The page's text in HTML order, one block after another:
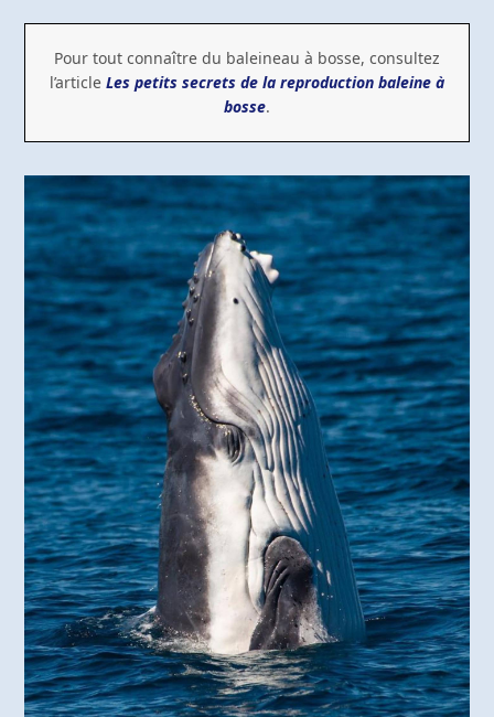
Pour tout connaître du baleineau à bosse, consultez
l’article Les petits secrets de la reproduction baleine à
bosse.